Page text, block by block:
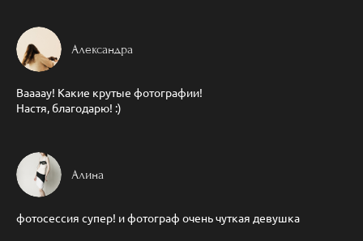
Александра
Ваааау! Какие крутые фотографии!
Настя, благодарю! :)
Алина
фотосессия супер! и фотограф очень чуткая девушка